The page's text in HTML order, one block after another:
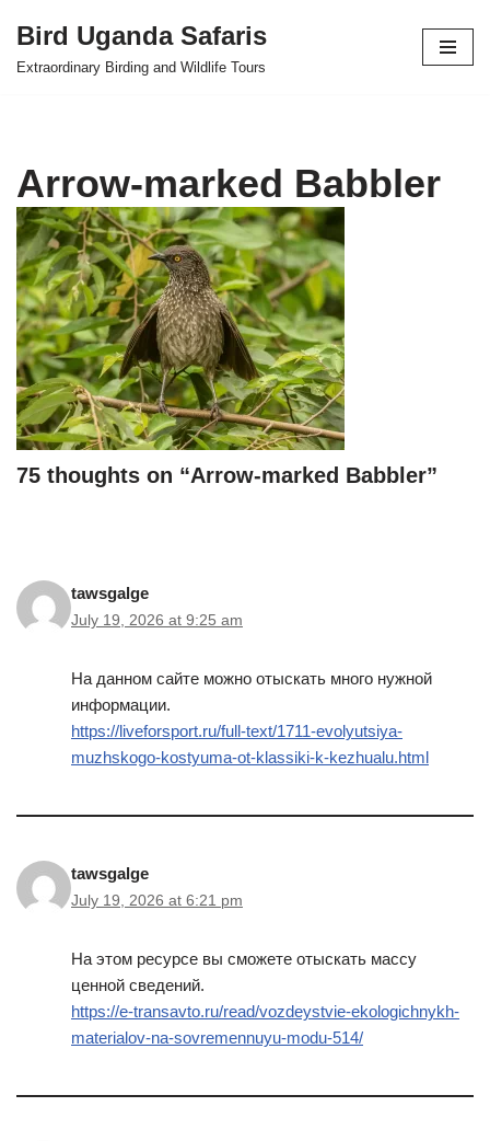
Skip
Bird Uganda Safaris
Extraordinary Birding and Wildlife Tours
Arrow-marked Babbler
75 thoughts on “Arrow-marked Babbler”
tawsgalge
July 19, 2026 at 9:25 am
На данном сайте можно отыскать много нужной
информации.
https://liveforsport.ru/full-text/1711-evolyutsiya-
muzhskogo-kostyuma-ot-klassiki-k-kezhualu.html
tawsgalge
July 19, 2026 at 6:21 pm
На этом ресурсе вы сможете отыскать массу
ценной сведений.
https://e-transavto.ru/read/vozdeystvie-ekologichnykh-
materialov-na-sovremennuyu-modu-514/